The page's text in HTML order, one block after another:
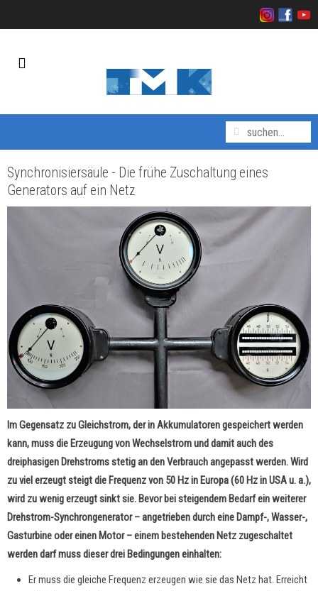
Synchronisiersäule - Die frühe Zuschaltung eines
Generators auf ein Netz
Im Gegensatz zu Gleichstrom, der in Akkumulatoren gespeichert werden
kann, muss die Erzeugung von Wechselstrom und damit auch des
dreiphasigen Drehstroms stetig an den Verbrauch angepasst werden. Wird
zu viel erzeugt steigt die Frequenz von 50 Hz in Europa (60 Hz in USA u. a.),
wird zu wenig erzeugt sinkt sie. Bevor bei steigendem Bedarf ein weiterer
Drehstrom-Synchrongenerator – angetrieben durch eine Dampf-, Wasser-,
Gasturbine oder einen Motor – einem bestehenden Netz zugeschaltet
werden darf muss dieser drei Bedingungen einhalten:
Er muss die gleiche Frequenz erzeugen wie sie das Netz hat. Erreicht